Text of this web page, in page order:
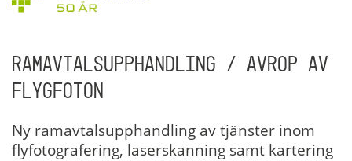
RAMAVTALSUPPHANDLING / AVROP AV
FLYGFOTON
Ny ramavtalsupphandling av tjänster inom
flyfotografering, laserskanning samt kartering